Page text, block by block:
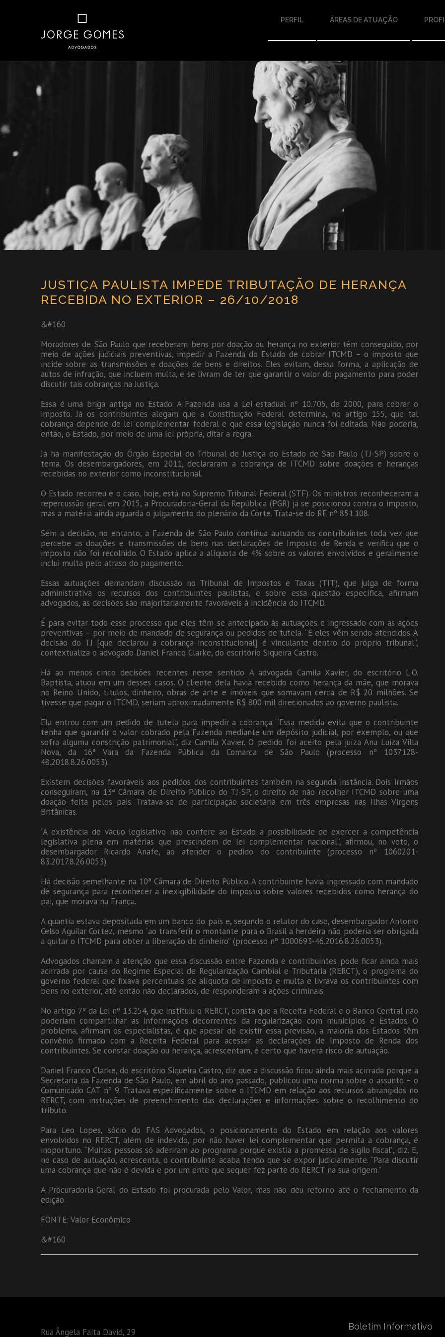
PERFIL ÁREAS DE ATUAÇÃO
JUSTIÇA PAULISTA IMPEDE TRIBUTAÇÃO DE HERANÇA
RECEBIDA NO EXTERIOR – 26/10/2018
&#160
Moradores de São Paulo que receberam bens por doação ou herança no exterior têm conseguido, por
meio de ações judiciais preventivas, impedir a Fazenda do Estado de cobrar ITCMD – o imposto que
incide sobre as transmissões e doações de bens e direitos. Eles evitam, dessa forma, a aplicação de
autos de infração, que incluem multa, e se livram de ter que garantir o valor do pagamento para poder
discutir tais cobranças na Justiça.
Essa é uma briga antiga no Estado. A Fazenda usa a Lei estadual nº 10.705, de 2000, para cobrar o
imposto. Já os contribuintes alegam que a Constituição Federal determina, no artigo 155, que tal
cobrança depende de lei complementar federal e que essa legislação nunca foi editada. Não poderia,
então, o Estado, por meio de uma lei própria, ditar a regra.
Já há manifestação do Órgão Especial do Tribunal de Justiça do Estado de São Paulo (TJ-SP) sobre o
tema. Os desembargadores, em 2011, declararam a cobrança de ITCMD sobre doações e heranças
recebidas no exterior como inconstitucional.
O Estado recorreu e o caso, hoje, está no Supremo Tribunal Federal (STF). Os ministros reconheceram a
repercussão geral em 2015, a Procuradoria-Geral da República (PGR) já se posicionou contra o imposto,
mas a matéria ainda aguarda o julgamento do plenário da Corte. Trata-se do RE nº 851.108.
Sem a decisão, no entanto, a Fazenda de São Paulo continua autuando os contribuintes toda vez que
percebe as doações e transmissões de bens nas declarações de Imposto de Renda e verifica que o
imposto não foi recolhido. O Estado aplica a alíquota de 4% sobre os valores envolvidos e geralmente
inclui multa pelo atraso do pagamento.
Essas autuações demandam discussão no Tribunal de Impostos e Taxas (TIT), que julga de forma
administrativa os recursos dos contribuintes paulistas, e sobre essa questão específica, afirmam
advogados, as decisões são majoritariamente favoráveis à incidência do ITCMD.
É para evitar todo esse processo que eles têm se antecipado às autuações e ingressado com as ações
preventivas – por meio de mandado de segurança ou pedidos de tutela. “E eles vêm sendo atendidos. A
decisão do TJ [que declarou a cobrança inconstitucional] é vinculante dentro do próprio tribunal”,
contextualiza o advogado Daniel Franco Clarke, do escritório Siqueira Castro.
Há ao menos cinco decisões recentes nesse sentido. A advogada Camila Xavier, do escritório L.O.
Baptista, atuou em um desses casos. O cliente dela havia recebido como herança da mãe, que morava
no Reino Unido, títulos, dinheiro, obras de arte e imóveis que somavam cerca de R$ 20 milhões. Se
tivesse que pagar o ITCMD, seriam aproximadamente R$ 800 mil direcionados ao governo paulista.
Ela entrou com um pedido de tutela para impedir a cobrança. “Essa medida evita que o contribuinte
tenha que garantir o valor cobrado pela Fazenda mediante um depósito judicial, por exemplo, ou que
sofra alguma constrição patrimonial”, diz Camila Xavier. O pedido foi aceito pela juíza Ana Luiza Villa
Nova, da 16ª Vara da Fazenda Pública da Comarca de São Paulo (processo nº 1037128-
48.2018.8.26.0053).
Existem decisões favoráveis aos pedidos dos contribuintes também na segunda instância. Dois irmãos
conseguiram, na 13ª Câmara de Direito Público do TJ-SP, o direito de não recolher ITCMD sobre uma
doação feita pelos pais. Tratava-se de participação societária em três empresas nas Ilhas Virgens
Britânicas.
“A existência de vácuo legislativo não confere ao Estado a possibilidade de exercer a competência
legislativa plena em matérias que prescindem de lei complementar nacional”, afirmou, no voto, o
desembargador Ricardo Anafe, ao atender o pedido do contribuinte (processo nº 1060201-
83.2017.8.26.0053).
Há decisão semelhante na 10ª Câmara de Direito Público. A contribuinte havia ingressado com mandado
de segurança para reconhecer a inexigibilidade do imposto sobre valores recebidos como herança do
pai, que morava na França.
A quantia estava depositada em um banco do país e, segundo o relator do caso, desembargador Antonio
Celso Aguilar Cortez, mesmo “ao transferir o montante para o Brasil a herdeira não poderia ser obrigada
a quitar o ITCMD para obter a liberação do dinheiro” (processo nº 1000693-46.2016.8.26.0053).
Advogados chamam a atenção que essa discussão entre Fazenda e contribuintes pode ficar ainda mais
acirrada por causa do Regime Especial de Regularização Cambial e Tributária (RERCT), o programa do
governo federal que fixava percentuais de alíquota de imposto e multa e livrava os contribuintes com
bens no exterior, até então não declarados, de responderam a ações criminais.
No artigo 7º da Lei nº 13.254, que instituiu o RERCT, consta que a Receita Federal e o Banco Central não
poderiam compartilhar as informações decorrentes da regularização com municípios e Estados. O
problema, afirmam os especialistas, é que apesar de existir essa previsão, a maioria dos Estados têm
convênio firmado com a Receita Federal para acessar as declarações de Imposto de Renda dos
contribuintes. Se constar doação ou herança, acrescentam, é certo que haverá risco de autuação.
Daniel Franco Clarke, do escritório Siqueira Castro, diz que a discussão ficou ainda mais acirrada porque a
Secretaria da Fazenda de São Paulo, em abril do ano passado, publicou uma norma sobre o assunto – o
Comunicado CAT nº 9. Tratava especificamente sobre o ITCMD em relação aos recursos abrangidos no
RERCT, com instruções de preenchimento das declarações e informações sobre o recolhimento do
tributo.
Para Leo Lopes, sócio do FAS Advogados, o posicionamento do Estado em relação aos valores
envolvidos no RERCT, além de indevido, por não haver lei complementar que permita a cobrança, é
inoportuno. “Muitas pessoas só aderiram ao programa porque existia a promessa de sigilo fiscal”, diz. E,
no caso de autuação, acrescenta, o contribuinte acaba tendo que se expor judicialmente. “Para discutir
uma cobrança que não é devida e por um ente que sequer fez parte do RERCT na sua origem.”
A Procuradoria-Geral do Estado foi procurada pelo Valor, mas não deu retorno até o fechamento da
edição.
FONTE: Valor Econômico
&#160
Rua Ângela Faita David, 29
Boletim Informativo